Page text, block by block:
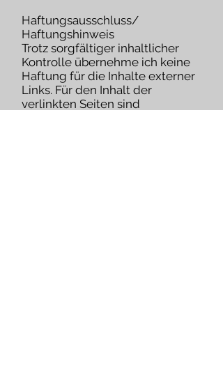
Haftungsausschluss/
Haftungshinweis
Trotz sorgfältiger inhaltlicher
Kontrolle übernehme ich keine
Haftung für die Inhalte externer
Links. Für den Inhalt der
verlinkten Seiten sind